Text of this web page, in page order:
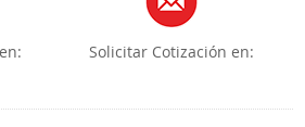
Solicitar Cotización en: